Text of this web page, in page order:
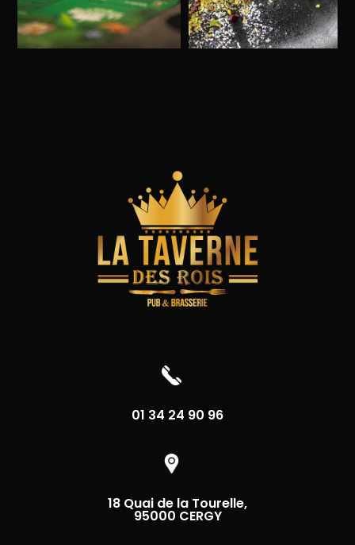
01 34 24 90 96
18 Quai de la Tourelle,
95000 CERGY